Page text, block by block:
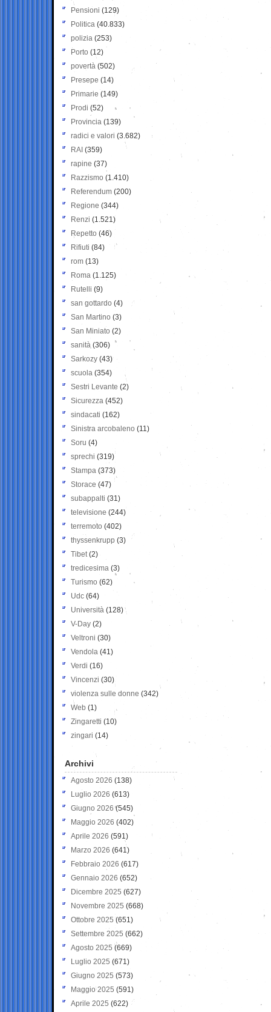
Pensioni (129)
Politica (40.833)
polizia (253)
Porto (12)
povertà (502)
Presepe (14)
Primarie (149)
Prodi (52)
Provincia (139)
radici e valori (3.682)
RAI (359)
rapine (37)
Razzismo (1.410)
Referendum (200)
Regione (344)
Renzi (1.521)
Repetto (46)
Rifiuti (84)
rom (13)
Roma (1.125)
Rutelli (9)
san gottardo (4)
San Martino (3)
San Miniato (2)
sanità (306)
Sarkozy (43)
scuola (354)
Sestri Levante (2)
Sicurezza (452)
sindacati (162)
Sinistra arcobaleno (11)
Soru (4)
sprechi (319)
Stampa (373)
Storace (47)
subappalti (31)
televisione(244)
terremoto (402)
thyssenkrupp (3)
Tibet(2)
tredicesima (3)
Turismo (62)
Udc (64)
Università (128)
V-Day (2)
Veltroni (30)
Vendola (41)
Verdi (16)
Vincenzi (30)
violenza sulle donne (342)
Web (1)
Zingaretti (10)
zingari (14)
Archivi
Agosto 2026 (138)
Luglio 2026 (613)
Giugno 2026 (545)
Maggio 2026 (402)
Aprile 2026 (591)
Marzo 2026 (641)
Febbraio 2026 (617)
Gennaio 2026 (652)
Dicembre 2025 (627)
Novembre 2025 (668)
Ottobre 2025 (651)
Settembre 2025 (662)
Agosto 2025 (669)
Luglio 2025 (671)
Giugno 2025 (573)
Maggio 2025 (591)
Aprile 2025 (622)